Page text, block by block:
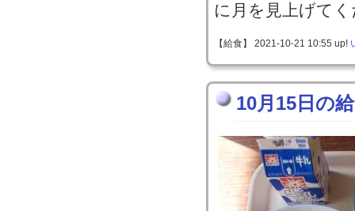
に月を見上げて
【給食】 2021-10-21 10:55 up!
10月15日の